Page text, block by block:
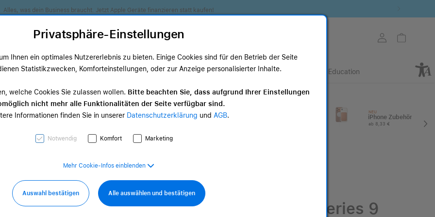
Alles, was dein Business braucht. Jetzt Apple Geräte finanzieren statt kaufen!
Mein KontoWarenkorb
TV & Home Zubehör Services Angebote Retail Education
Zubehör
Zubehör
NEU
iPhone Zubehör
ab 8,33 €
Apple Watch Series 9
Privatsphäre-Einstellungen
Ihnen ein optimales Nutzererlebnis zu bieten. Einige Cookies sind für den Betrieb der Seite
Statistikzwecken, Komforteinstellungen, oder zur Anzeige personalisierter Inhalte.
welche Cookies Sie zulassen wollen. Bitte beachten Sie, dass aufgrund Ihrer Einstellungen
nicht mehr alle Funktionalitäten der Seite verfügbar sind.
Informationen finden Sie in unserer Datenschutzerklärung und AGB.
Notwendig Komfort Marketing
Mehr Cookie-Infos einblenden
Auswahl bestätigen Alle auswählen und bestätigen